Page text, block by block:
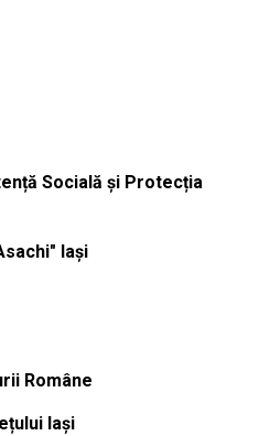
Socială și Protecția
Iași
Române
Iași